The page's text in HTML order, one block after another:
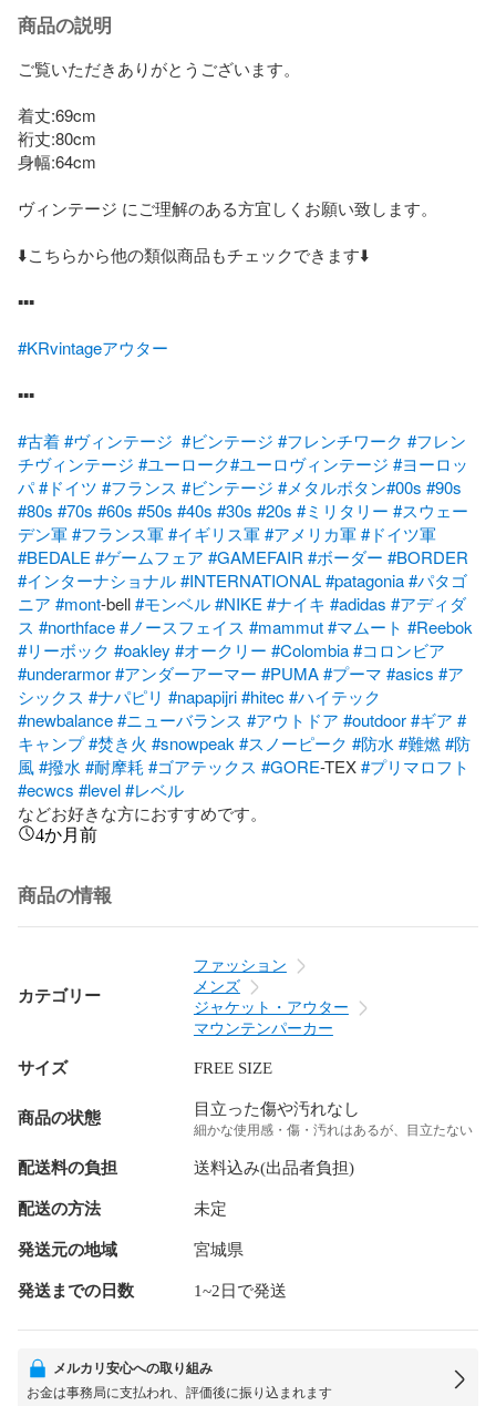
商品の説明
ご覧いただきありがとうございます。
着丈:69cm
裄丈:80cm
身幅:64cm
ヴィンテージ にご理解のある方宜しくお願い致します。
⬇️こちらから他の類似商品もチェックできます⬇️
▪️▪️▪️
#KRvintageアウター
▪️▪️▪️
#古着#ヴィンテージ #ビンテージ #フレンチワーク #フレン
チヴィンテージ #ユーローク#ユーロヴィンテージ #ヨーロッ
パ#ドイツ #フランス #ビンテージ #メタルボタン#00s #90s
#80s #70s #60s #50s #40s #30s #20s #ミリタリー #スウェー
デン軍#フランス軍#イギリス軍#アメリカ軍#ドイツ軍
#BEDALE #ゲームフェア #GAMEFAIR #ボーダー #BORDER
#インターナショナル#INTERNATIONAL#patagonia#パタゴ
ニア #mont-bell #モンベル#NIKE #ナイキ #adidas #アディダ
ス #northface#ノースフェイス #mammut#マムート #Reebok
#リーボック #oakley #オークリー #Colombia#コロンビア
#underarmor#アンダーアーマー #PUMA#プーマ #asics #ア
シックス #ナパピリ #napapijri#hitec #ハイテック
#newbalance#ニューバランス #アウトドア #outdoor#ギア #
キャンプ#焚き火 #snowpeak #スノーピーク #防水 #難燃#防
風#撥水 #耐摩耗 #ゴアテックス #GORE-TEX #プリマロフト
#ecwcs #level#レベル
などお好きな方におすすめです。
4か月前
商品の情報
カテゴリー
ファッション
メンズ
ジャケット・アウター
マウンテンパーカー
サイズ FREE SIZE
商品の状態 目立った傷や汚れなし
細かな使用感・傷・汚れはあるが、目立たない
配送料の負担 送料込み(出品者負担)
配送の方法 未定
発送元の地域 宮城県
発送までの日数 1~2日で発送
メルカリ安心への取り組み
お金は事務局に支払われ、評価後に振り込まれます